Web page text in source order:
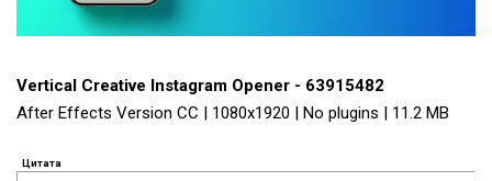
Vertical Creative Instagram Opener - 63915482
After Effects Version CC | 1080x1920 | No plugins | 11.2 MB
Цитата